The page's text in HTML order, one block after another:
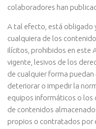
colaboradores han
A tal efecto, está obligado
cualquiera de los
ilícitos, prohibidos en este
vigente, lesivos de los
de cualquier forma puedan
deteriorar o impedir la
equipos informáticos o los
de contenidos
propios o contratados por